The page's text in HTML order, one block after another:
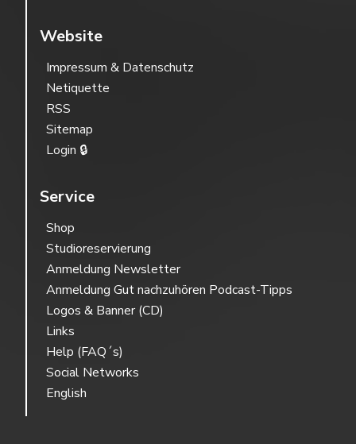
Website
Impressum & Datenschutz
Netiquette
RSS
Sitemap
Login 🔒
Service
Shop
Studioreservierung
Anmeldung Newsletter
Anmeldung Gut nachzuhören Podcast-Tipps
Logos & Banner (CD)
Links
Help (FAQ´s)
Social Networks
English